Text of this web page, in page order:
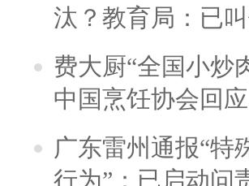
汰？教育局：已
费大厨“全国小炒
中国烹饪协会回应
广东雷州通报“特
行为”：已启动问